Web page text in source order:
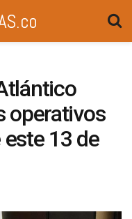
operativos
13 de